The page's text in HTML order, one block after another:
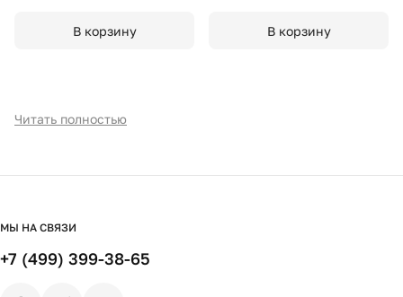
В корзину В корзину
Читать полностью
МЫ НА СВЯЗИ
+7 (499) 399-38-65